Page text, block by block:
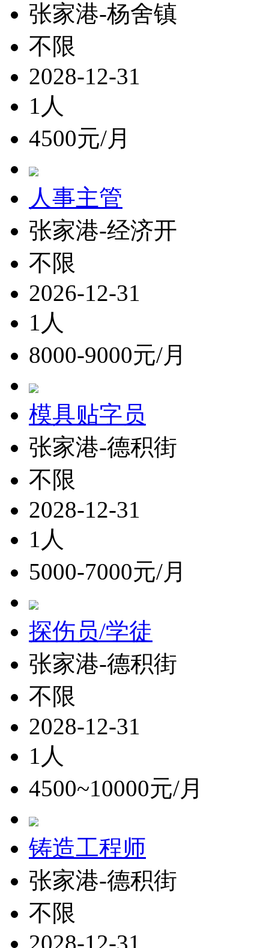
张家港-杨舍镇
不限
2028-12-31
1人
4500元/月
人事主管
张家港-经济开
不限
2026-12-31
1人
8000-9000元/月
模具贴字员
张家港-德积街
不限
2028-12-31
1人
5000-7000元/月
探伤员/学徒
张家港-德积街
不限
2028-12-31
1人
4500~10000元/月
铸造工程师
张家港-德积街
不限